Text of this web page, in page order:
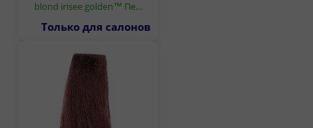
blond irisee golden™ Пе…
Только для салонов